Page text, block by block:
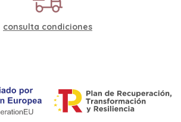
consulta condiciones